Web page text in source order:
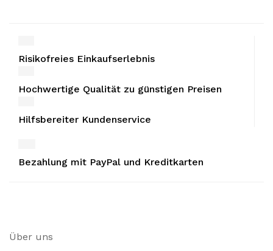
Risikofreies Einkaufserlebnis
Hochwertige Qualität zu günstigen Preisen
Hilfsbereiter Kundenservice
Bezahlung mit PayPal und Kreditkarten
Über uns